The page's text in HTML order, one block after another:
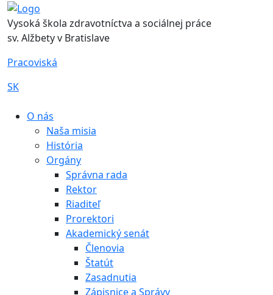
Vysoká škola zdravotníctva a sociálnej práce
sv. Alžbety v Bratislave
Pracoviská
SK
O nás
Naša misia
História
Orgány
Správna rada
Rektor
Riaditeľ
Prorektori
Akademický senát
Členovia
Štatút
Zasadnutia
Zápisnice a Správy